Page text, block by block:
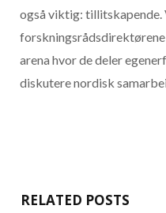
også viktig:
forskningsrådsdirektørene
arena hvor de deler
diskutere nordisk
RELATED POSTS